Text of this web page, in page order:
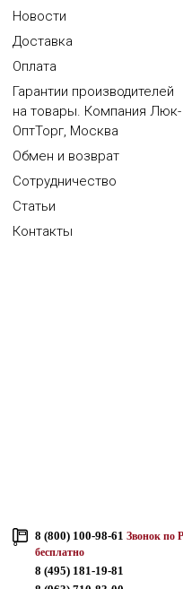
Новости
Доставка
Оплата
Гарантии производителей
на товары. Компания Люк-
ОптТорг, Москва
Обмен и возврат
Сотрудничество
Статьи
Контакты
8 (800) 100-98-61 Звонок по
бесплатно
8 (495) 181-19-81